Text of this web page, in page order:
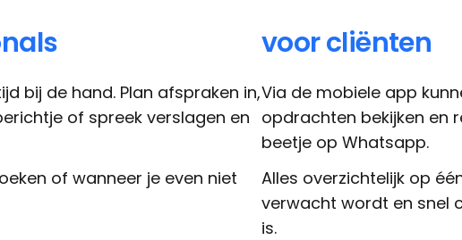
bij de hand. Plan afspraken in,
of spreek verslagen en
of wanneer je even niet
voor cliënten
Via de mobiele app
opdrachten bekijken en
beetje op Whatsapp.
Alles overzichtelijk op
verwacht wordt en snel
is.